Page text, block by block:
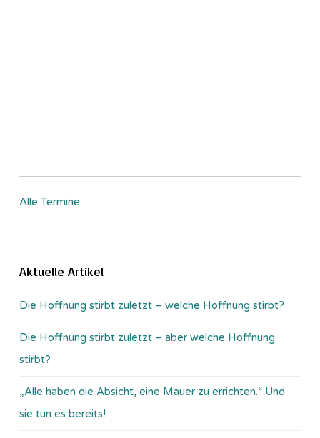
Alle Termine
Aktuelle Artikel
Die Hoffnung stirbt zuletzt – welche Hoffnung stirbt?
Die Hoffnung stirbt zuletzt – aber welche Hoffnung
stirbt?
„Alle haben die Absicht, eine Mauer zu errichten.“ Und
sie tun es bereits!